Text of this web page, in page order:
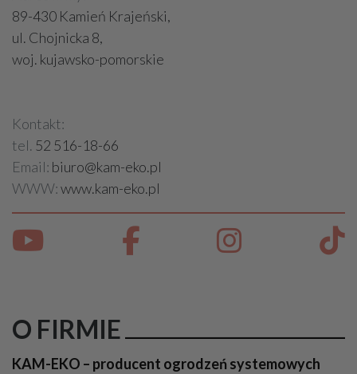
89-430 Kamień Krajeński,
ul. Chojnicka 8,
woj. kujawsko-pomorskie
Kontakt:
tel. 52 516-18-66
Email: biuro@kam-eko.pl
WWW:www.kam-eko.pl
O FIRMIE
KAM-EKO – producent ogrodzeń systemowych